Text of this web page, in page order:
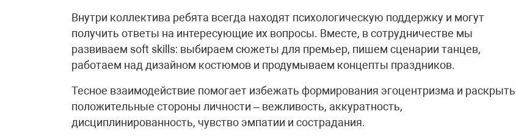
Внутри коллектива ребята всегда находят психологическую поддержку и могут
получить ответы на интересующие их вопросы. Вместе, в сотрудничестве мы
развиваем soft skills: выбираем сюжеты для премьер, пишем сценарии танцев,
работаем над дизайном костюмов и продумываем концепты праздников.
Тесное взаимодействие помогает избежать формирования эгоцентризма и раскрыть
положительные стороны личности – вежливость, аккуратность,
дисциплинированность, чувство эмпатии и сострадания.